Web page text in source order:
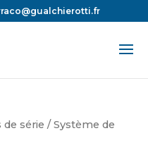
série / Système de